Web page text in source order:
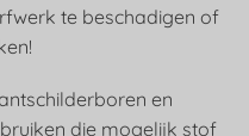
te beschadigen of
en
die mogelijk stof